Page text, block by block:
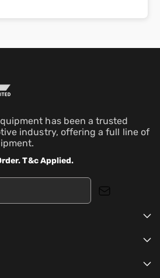
has been a trusted
industry, offering a full line of
T&c Applied.